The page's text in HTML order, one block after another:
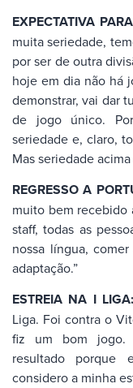
EXPECTATIVA
muita seriedade,
por ser de outra
hoje em dia não há
demonstrar, vai dar
de jogo único.
seriedade e, claro,
Mas seriedade
REGRESSO A
muito bem recebido
staff, todas as
nossa língua,
adaptação.”
ESTREIA NA I LIGA:
Liga. Foi contra o
fiz um bom jogo.
resultado porque
considero a minha